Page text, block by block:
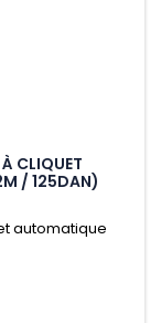
CLIQUET
/ 125DAN)
automatique
(2.0M +
Permet